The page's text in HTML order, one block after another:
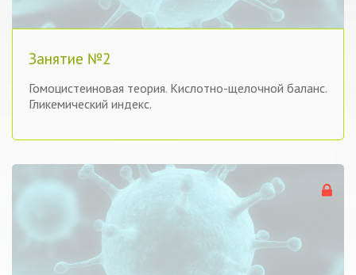
Занятие №2
Гомоцистеиновая теория. Кислотно-щелочной баланс.
Гликемический индекс.